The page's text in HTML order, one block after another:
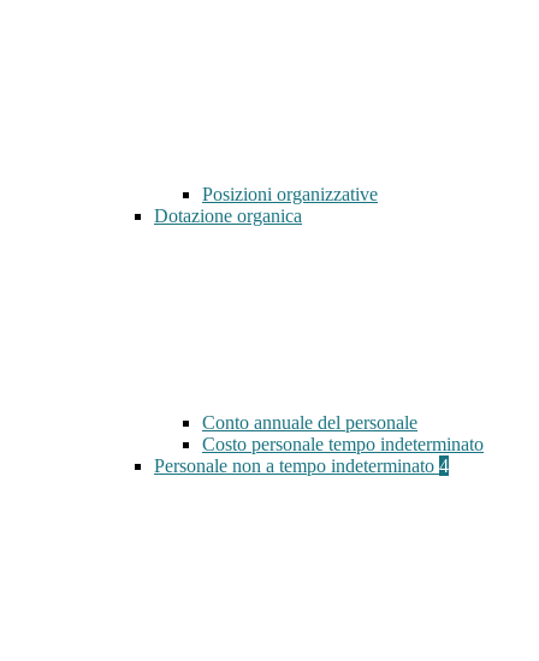
Posizioni organizzative
Dotazione organica
Conto annuale del personale
Costo personale tempo indeterminato
Personale non a tempo indeterminato 4